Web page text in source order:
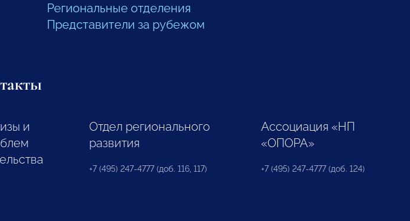
Региональные отделения
Представители за рубежом
и
Отдел регионального
развития
+7 (495) 247-4777 (доб. 116, 117)
Ассоциация «НП
«ОПОРА»
+7 (495) 247-4777 (доб. 124)